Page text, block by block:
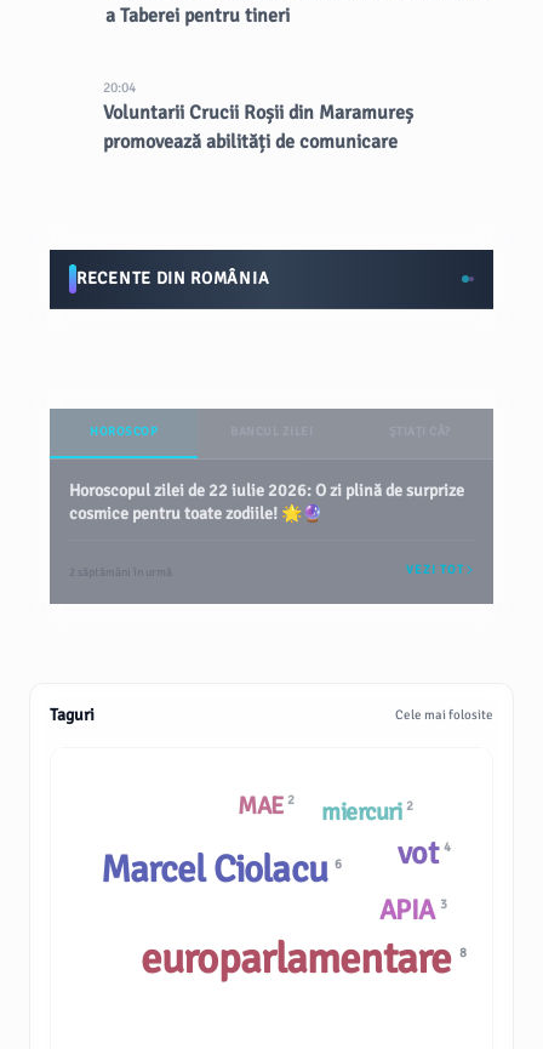
a Taberei pentru tineri
20:04
Voluntarii Crucii Roșii din Maramureș
promovează abilități de comunicare
RECENTE DIN ROMÂNIA
HOROSCOP
Horoscopul zilei de 22 iulie 2026: O zi plină de surprize
cosmice pentru toate zodiile! 🌟🔮
2 săptămâni în urmă VEZI TOT
Taguri Cele mai folosite
MAE 2 miercuri 2
Marcel Ciolacu6
europarlamentare8
vot4
APIA 3